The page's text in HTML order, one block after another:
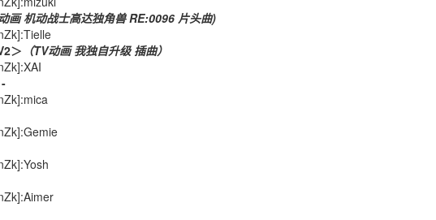
画 机动战士高达独角兽 RE:0096 片头曲)
＞ （TV动画 我独自升级 插曲）